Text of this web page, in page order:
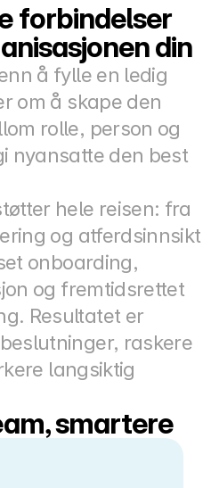
Priser
forbindelser
din
å fylle en ledig
om å skape den
rolle, person og
nyansatte den best
hele reisen: fra
og atferdsinnsikt
onboarding,
og fremtidsrettet
Resultatet er
raskere
langsiktig
smartere